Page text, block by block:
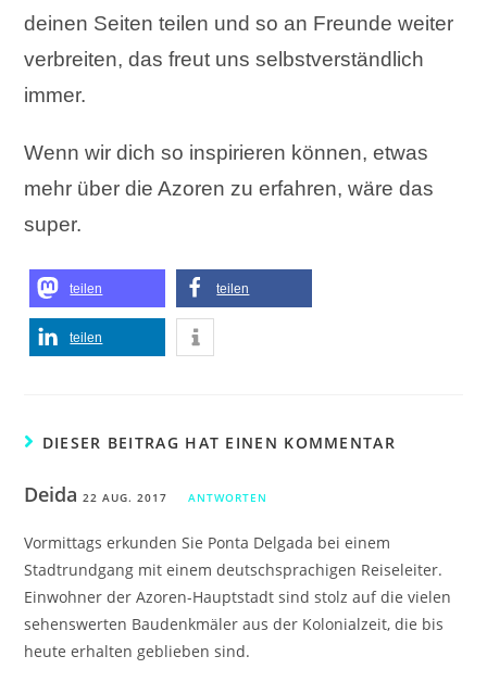
deinen Seiten teilen und so an Freunde weiter
verbreiten, das freut uns selbstverständlich
immer.
Wenn wir dich so inspirieren können, etwas
mehr über die Azoren zu erfahren, wäre das
super.
teilen teilen
teilen
DIESER BEITRAG HAT EINEN KOMMENTAR
Deida22 AUG. 2017 ANTWORTEN
Vormittags erkunden Sie Ponta Delgada bei einem
Stadtrundgang mit einem deutschsprachigen Reiseleiter.
Einwohner der Azoren-Hauptstadt sind stolz auf die vielen
sehenswerten Baudenkmäler aus der Kolonialzeit, die bis
heute erhalten geblieben sind.